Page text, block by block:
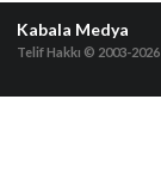
Kabala Medya
Telif Hakkı © 2003-2026